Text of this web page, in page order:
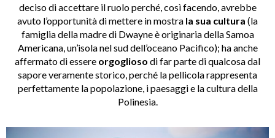
deciso di accettare il ruolo perché, così facendo, avrebbe
avuto l’opportunità di mettere in mostra la sua cultura (la
famiglia della madre di Dwayne è originaria della Samoa
Americana, un’isola nel sud dell’oceano Pacifico); ha anche
affermato di essere orgoglioso di far parte di qualcosa dal
sapore veramente storico, perché la pellicola rappresenta
perfettamente la popolazione, i paesaggi e la cultura della
Polinesia.